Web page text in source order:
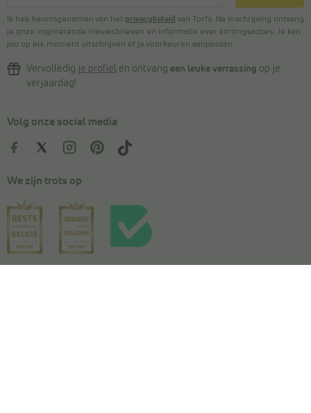
Ik heb kennisgenomen van het privacybeleid van Torfs. Na inschrijving ontvang
je onze inspirerende nieuwsbrieven en informatie over kortingsacties. Je kan
jou op elk moment uitschrijven of je voorkeuren aanpassen.
Vervolledig je profiel en ontvang een leuke verrassing op je
verjaardag!
Volg onze social media
We zijn trots op